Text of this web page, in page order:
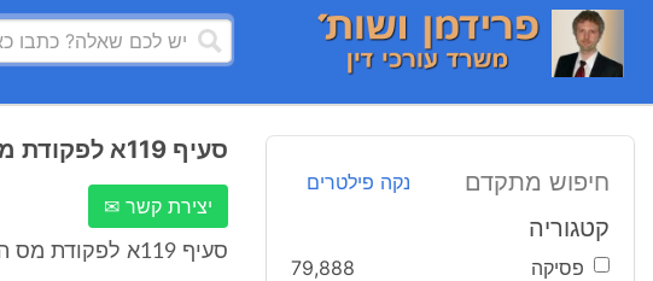
חיפוש מתקדם נקה פילטרים
קטגוריה
פסיקה
79,888
סעיף 119א לפקודת מס הכנסה
יצירת קשר ✉
סעיף 119א לפקודת מס הכנסה: